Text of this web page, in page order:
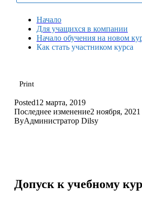
Начало
Для учащихся в компании
Начало обучения на новом
Как стать участником курса
Print
Posted12 марта, 2019
Последнее изменение2 ноября, 2021
ByАдминистратор Dilsy
Допуск к учебному